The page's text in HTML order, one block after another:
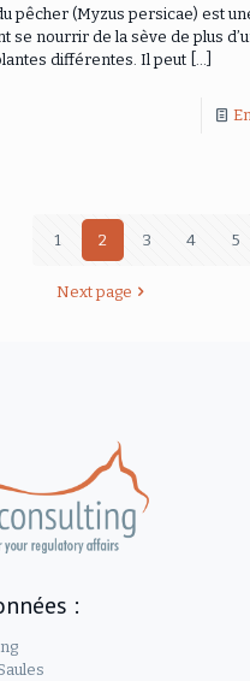
pêcher (Myzus persicae) est
se nourrir de la sève de plus
différentes. Il peut
1 2 3 4 5
Next page
: